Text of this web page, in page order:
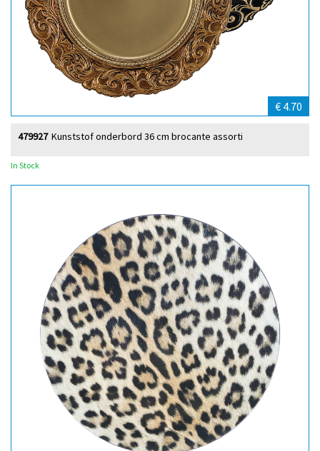
€ 4.70
Kunststof onderbord 36 cm brocante assorti
479927
In Stock